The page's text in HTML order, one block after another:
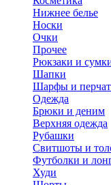
Нижнее белье
Носки
Очки
Прочее
Рюкзаки и
Шапки
Шарфы и
Одежда
Брюки и деним
Верхняя одежда
Рубашки
Свитшоты и
Футболки и
Худи